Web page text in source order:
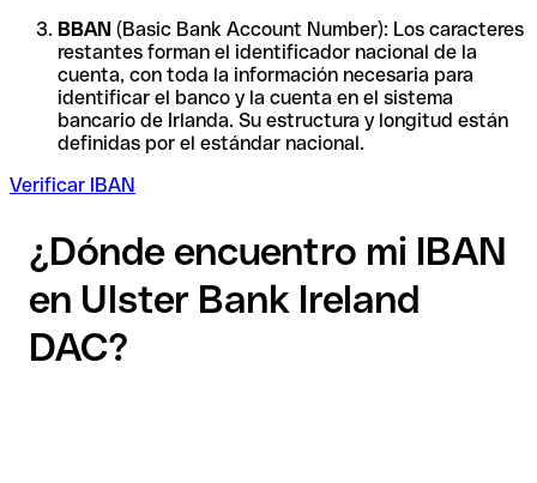
BBAN (Basic Bank Account Number): Los caracteres
restantes forman el identificador nacional de la
cuenta, con toda la información necesaria para
identificar el banco y la cuenta en el sistema
bancario de Irlanda. Su estructura y longitud están
definidas por el estándar nacional.
Verificar IBAN
¿Dónde encuentro mi IBAN
en Ulster Bank Ireland
DAC?